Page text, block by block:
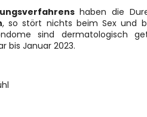
haben die
, so stört nichts beim Sex und
sind dermatologisch
bis Januar 2023.